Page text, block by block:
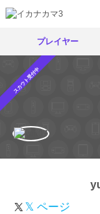
プレイヤー
スカウト受付中
𝕏 ページ